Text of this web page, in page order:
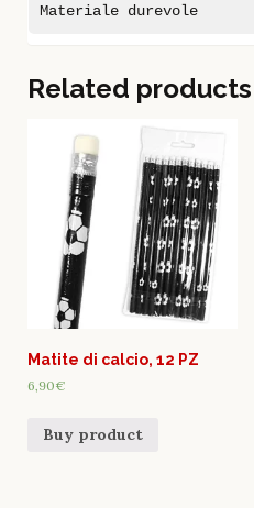
Materiale durevole
Related products
Matite di calcio, 12 PZ
6,90€
Buy product